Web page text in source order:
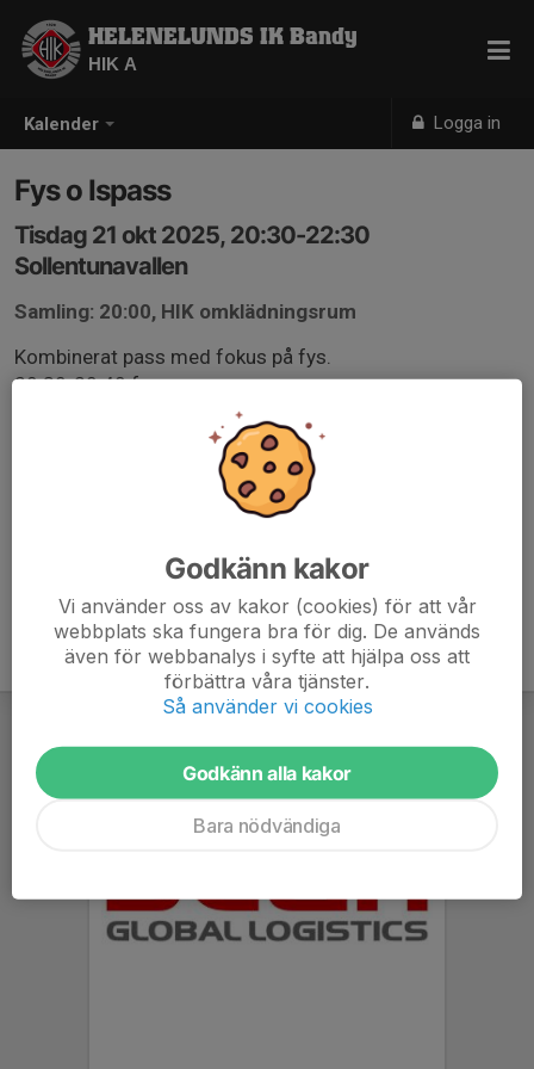
Kalender Logga in
HELENELUNDS IK Bandy
HIK A
Fys o Ispass
Tisdag 21 okt 2025, 20:30-22:30
Sollentunavallen
Samling: 20:00, HIK omklädningsrum
Kombinerat pass med fokus på fys.
20:30-20:40 fys
Godkänn kakor
Vi använder oss av kakor (cookies) för att vår
webbplats ska fungera bra för dig. De används
även för webbanalys i syfte att hjälpa oss att
förbättra våra tjänster.
Så använder vi cookies
Godkänn alla kakor
Bara nödvändiga